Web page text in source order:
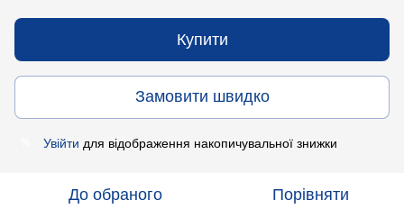
Купити
Замовити швидко
Увійти для відображення накопичувальної знижки
До обраного Порівняти